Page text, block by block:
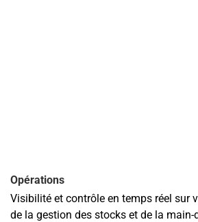
Opérations
Visibilité et contrôle en temps réel sur
de la gestion des stocks et de la main-